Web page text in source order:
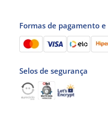
Formas de pagamento
Selos de segurança